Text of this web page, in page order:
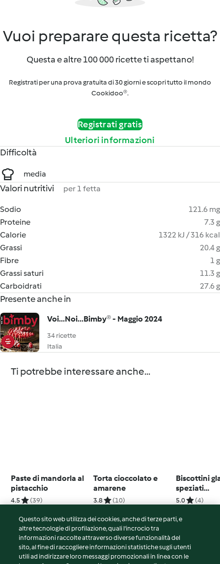
Vuoi preparare questa ricetta?
Questa e altre 100 000 ricette ti aspettano!
Registrati per una prova gratuita di 30 giorni e scopri tutto il mondo
Cookidoo®.
Registrati gratis
Ulteriori informazioni
Difficoltà
media
Valori nutritivi per 1 fetta
Sodio
121.6 mg
Proteine
7.3 g
Calorie
1322 kJ / 316 kcal
Grassi
20.4 g
Fibre
1 g
Grassi saturi
11.3 g
Carboidrati
27.6 g
Presente anche in
Voi...Noi...Bimby® - Maggio 2024
34 ricette
Italia
Ti potrebbe interessare anche...
Paste di mandorla al
pistacchio
4.5 (39)
Torta cioccolato e
amarene
3.8 (10)
Biscottini
speziati
5.0 (4)
© Copyright 2026
Questo sito web utilizza dei cookies, anche di terze parti, e
altre tecnologie di profilazione, quali l’incrocio tra
informazioni raccolte attraverso diverse funzionalità del
sito, al fine di raccogliere informazioni statistiche sugli utenti
utili ad indirizzare loro messaggi promozionali in linea con le